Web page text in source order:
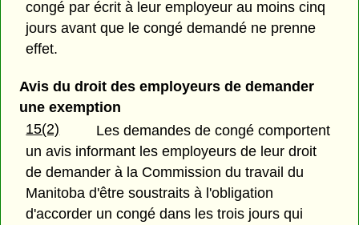
congé par écrit à leur employeur au moins cinq
jours avant que le congé demandé ne prenne
effet.
Avis du droit des employeurs de demander
une exemption
15(2)
Les demandes de congé comportent
un avis informant les employeurs de leur droit
de demander à la Commission du travail du
Manitoba d'être soustraits à l'obligation
d'accorder un congé dans les trois jours qui